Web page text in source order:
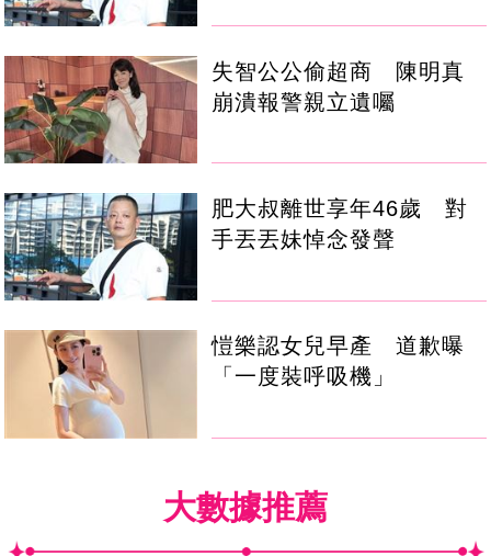
失智公公偷超商 陳明真
崩潰報警親立遺囑
肥大叔離世享年46歲 對
手丟丟妹悼念發聲
愷樂認女兒早產 道歉曝
「一度裝呼吸機」
大數據推薦